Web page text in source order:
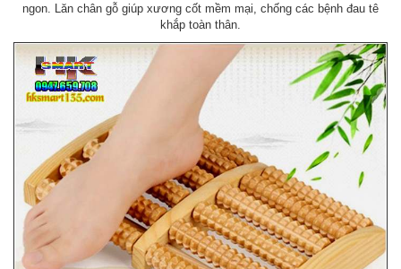
ngon. Lăn chân gỗ giúp xương cốt mềm mại, chống các bệnh đau tê
khắp toàn thân.